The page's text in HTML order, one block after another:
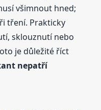
všimnout hned;
tření. Prakticky
sklouznutí nebo
je důležité říct
nepatří